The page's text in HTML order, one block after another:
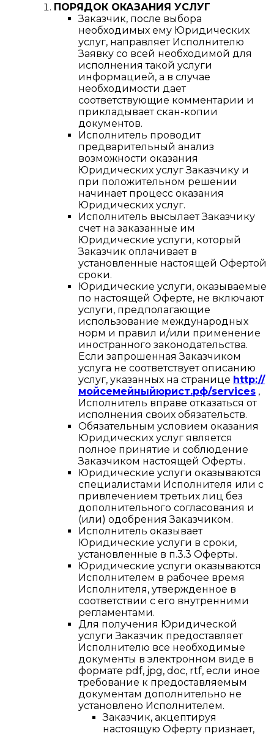
ПОРЯДОК ОКАЗАНИЯ УСЛУГ
Заказчик, после выбора
необходимых ему Юридических
услуг, направляет Исполнителю
Заявку со всей необходимой для
исполнения такой услуги
информацией, а в случае
необходимости дает
соответствующие комментарии и
прикладывает скан-копии
документов.
Исполнитель проводит
предварительный анализ
возможности оказания
Юридических услуг Заказчику и
при положительном решении
начинает процесс оказания
Юридических услуг.
Исполнитель высылает Заказчику
счет на заказанные им
Юридические услуги, который
Заказчик оплачивает в
установленные настоящей Офертой
сроки.
Юридические услуги, оказываемые
по настоящей Оферте, не включают
услуги, предполагающие
использование международных
норм и правил и/или применение
иностранного законодательства.
Если запрошенная Заказчиком
услуга не соответствует описанию
услуг, указанных на странице http://
мойсемейныйюрист.рф/services ,
Исполнитель вправе отказаться от
исполнения своих обязательств.
Обязательным условием оказания
Юридических услуг является
полное принятие и соблюдение
Заказчиком настоящей Оферты.
Юридические услуги оказываются
специалистами Исполнителя или с
привлечением третьих лиц без
дополнительного согласования и
(или) одобрения Заказчиком.
Исполнитель оказывает
Юридические услуги в сроки,
установленные в п.3.3 Оферты.
Юридические услуги оказываются
Исполнителем в рабочее время
Исполнителя, утвержденное в
соответствии с его внутренними
регламентами.
Для получения Юридической
услуги Заказчик предоставляет
Исполнителю все необходимые
документы в электронном виде в
формате pdf, jpg, doс, rtf, если иное
требование к предоставляемым
документам дополнительно не
установлено Исполнителем.
Заказчик, акцептируя
настоящую Оферту признает,